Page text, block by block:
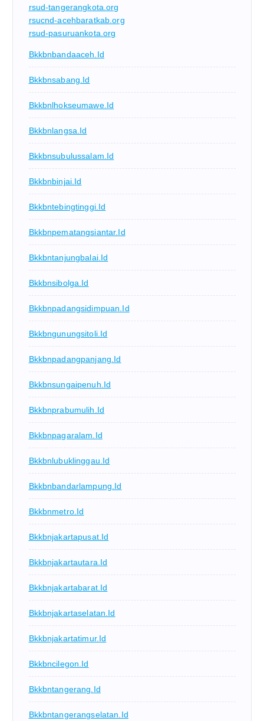
rsud-tangerangkota.org
rsucnd-acehbaratkab.org
rsud-pasuruankota.org
Bkkbnbandaaceh.id
Bkkbnsabang.id
Bkkbnlhokseumawe.id
Bkkbnlangsa.id
Bkkbnsubulussalam.id
Bkkbnbinjai.id
Bkkbntebingtinggi.id
Bkkbnpematangsiantar.id
Bkkbntanjungbalai.id
Bkkbnsibolga.id
Bkkbnpadangsidimpuan.id
Bkkbngunungsitoli.id
Bkkbnpadangpanjang.id
Bkkbnsungaipenuh.id
Bkkbnprabumulih.id
Bkkbnpagaralam.id
Bkkbnlubuklinggau.id
Bkkbnbandarlampung.id
Bkkbnmetro.id
Bkkbnjakartapusat.id
Bkkbnjakartautara.id
Bkkbnjakartabarat.id
Bkkbnjakartaselatan.id
Bkkbnjakartatimur.id
Bkkbncilegon.id
Bkkbntangerang.id
Bkkbntangerangselatan.id